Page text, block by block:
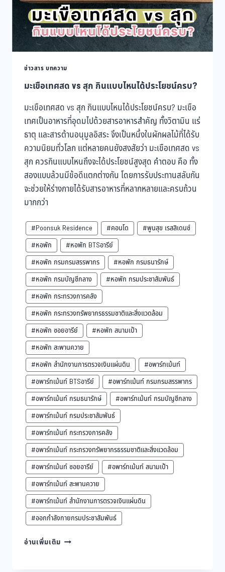
ข่าวสาร บทความ
มะเขือเทศสด vs สุก กินแบบไหนได้ประโยชน์ครบ?
มะเขือเทศสด vs สุก กินแบบไหนได้ประโยชน์ครบ? มะเขือ
เทศเป็นอาหารที่อุดมไปด้วยสารอาหารสำคัญ ทั้งวิตามิน แร่
ธาตุ และสารต้านอนุมูลอิสระ จึงเป็นหนึ่งในผักผลไม้ที่ได้รับ
ความนิยมทั่วโลก แต่หลายคนยังสงสัยว่า มะเขือเทศสด vs
สุก ควรกินแบบไหนถึงจะได้ประโยชน์สูงสุด คำตอบ คือ ทั้ง
สองแบบล้วนมีข้อดีแตกต่างกัน โดยการรับประทานสลับกัน
จะช่วยให้ร่างกายได้รับสารอาหารที่หลากหลายและครบถ้วน
มากกว่า
#Poonsuk Residence #คอนโด
#พูนสุข เรสสิเดนซ์
#หอพัก
#หอพัก BTSอารีย์
#หอพัก กรมกรมสรรพากร
#หอพัก กรมธนารักษ์
#หอพัก กรมบัญชีกลาง
#หอพัก กรมประชาสัมพันธ์
#หอพัก กระทรวงการคลัง
#หอพัก กระทรวงทรัพยากรธรรมชาติและสิ่งแวดล้อม
#หอพัก ซอยอารีย์
#หอพัก สนามเป้า
#หอพัก สะพานควาย
#หอพัก สำนักงานการตรวจเงินแผ่นดิน
#อพาร์ทเม้นท์
#อพาร์ทเม้นท์ BTSอารีย์
#อพาร์ทเม้นท์ กรมกรมสรรพากร
#อพาร์ทเม้นท์ กรมธนารักษ์
#อพาร์ทเม้นท์ กรมบัญชีกลาง
#อพาร์ทเม้นท์ กรมประชาสัมพันธ์
#อพาร์ทเม้นท์ กระทรวงการคลัง
#อพาร์ทเม้นท์ กระทรวงทรัพยากรธรรมชาติและสิ่งแวดล้อม
#อพาร์ทเม้นท์ ซอยอารีย์
#อพาร์ทเม้นท์ สนามเป้า
#อพาร์ทเม้นท์ สะพานควาย
#อพาร์ทเม้นท์ สำนักงานการตรวจเงินแผ่นดิน
#ออกกำลังกายกรมประชาสัมพันธ์
อ่านเพิ่มเติม มะเขือ